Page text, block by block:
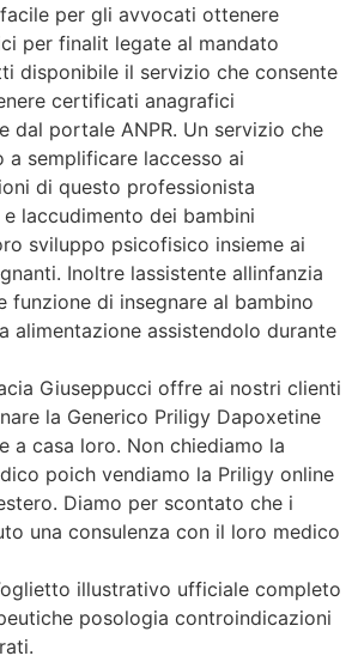
per gli avvocati ottenere
per finalit legate al mandato
disponibile il servizio che consente
certificati anagrafici
dal portale ANPR. Un servizio che
a semplificare laccesso ai
di questo professionista
laccudimento dei bambini
sviluppo psicofisico insieme ai
Inoltre lassistente allinfanzia
funzione di insegnare al bambino
alimentazione assistendolo durante
Giuseppucci offre ai nostri clienti
la Generico Priligy Dapoxetine
a casa loro. Non chiediamo la
poich vendiamo la Priligy online
Diamo per scontato che i
una consulenza con il loro medico
illustrativo ufficiale completo
posologia controindicazioni